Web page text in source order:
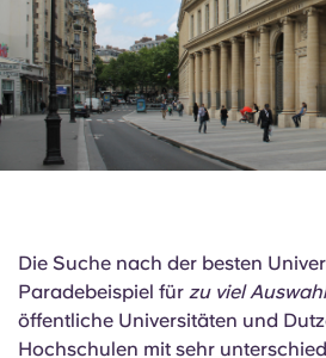
English (GB)
English (US)
Chinese
Català
Deutsch
Wähle ein Land aus
Wähle eine Stadt aus
Wähle eine Unterkunft aus
Anmelden
Jetzt buchen